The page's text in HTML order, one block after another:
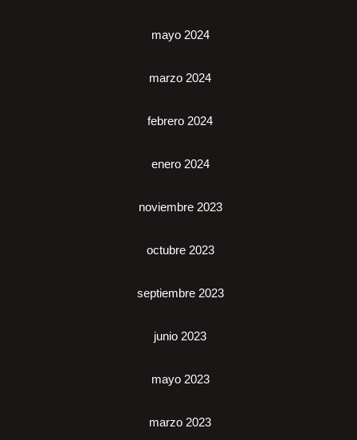
mayo 2024
marzo 2024
febrero 2024
enero 2024
noviembre 2023
octubre 2023
septiembre 2023
junio 2023
mayo 2023
marzo 2023